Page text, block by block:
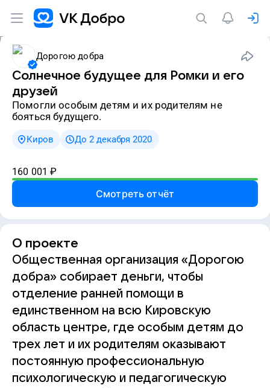
Дорогою добра
Солнечное будущее для Ромки и его
друзей
Помогли особым детям и их родителям не
бояться будущего.
Киров До 2 декабря 2020
160 001 ₽
Смотреть отчёт
О проекте
Общественная организация «Дорогою
добра» собирает деньги, чтобы
отделение ранней помощи в
единственном на всю Кировскую
область центре, где особым детям до
трех лет и их родителям оказывают
постоянную профессиональную
психологическую и педагогическую